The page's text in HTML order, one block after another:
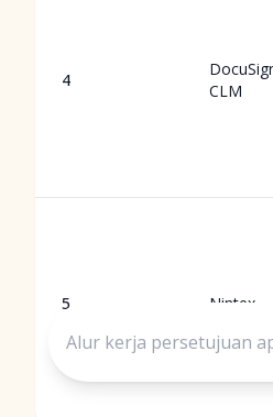
4
CLM
5 Nintex